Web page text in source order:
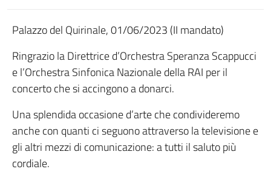
Palazzo del Quirinale, 01/06/2023 (II mandato)
Ringrazio la Direttrice d’Orchestra Speranza Scappucci
e l’Orchestra Sinfonica Nazionale della RAI per il
concerto che si accingono a donarci.
Una splendida occasione d’arte che condivideremo
anche con quanti ci seguono attraverso la televisione e
gli altri mezzi di comunicazione: a tutti il saluto più
cordiale.